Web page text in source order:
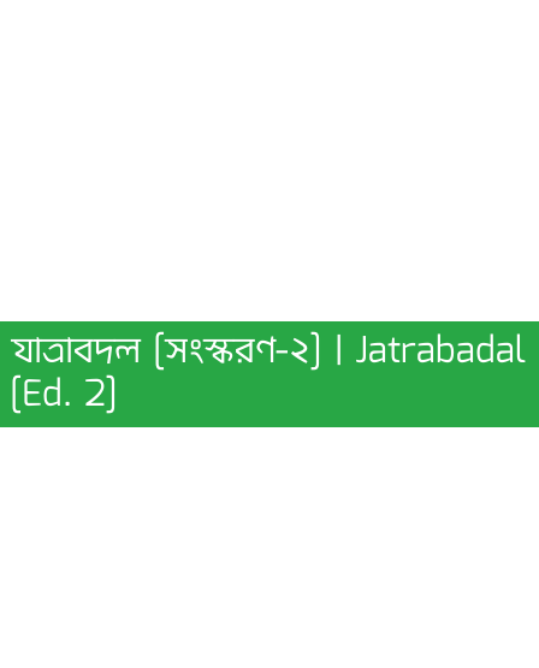
যাত্রাবদল [সংস্করণ-২] | Jatrabadal
[Ed. 2]